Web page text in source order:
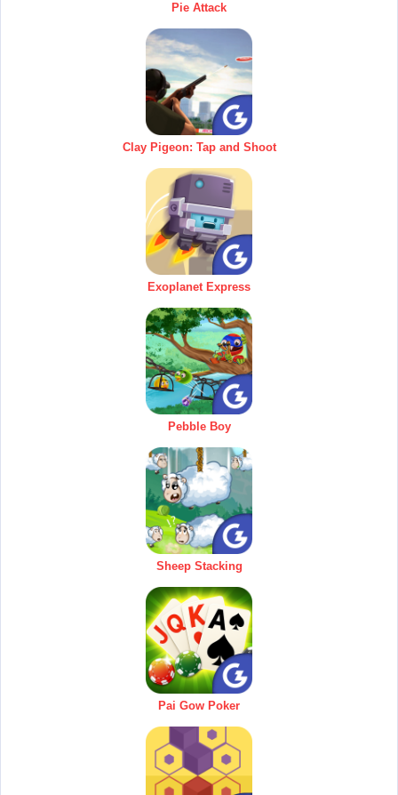
Pie Attack
Clay Pigeon: Tap and Shoot
Exoplanet Express
Pebble Boy
Sheep Stacking
Pai Gow Poker